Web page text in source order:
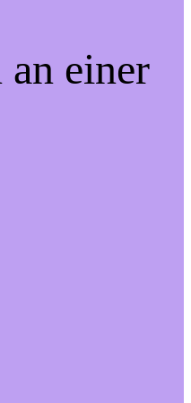
einer